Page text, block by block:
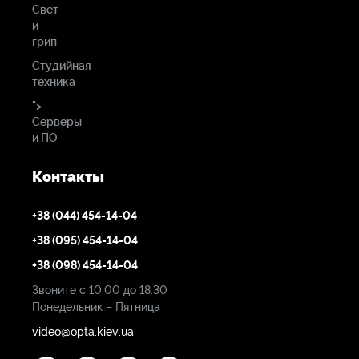
Свет
и
грип
Студийная
техника
">
Серверы
и ПО
Контакты
+38 (044) 454-14-04
+38 (095) 454-14-04
+38 (098) 454-14-04
Звоните с 10:00 до 18:30
Понедельник – Пятница
video@opta.kiev.ua